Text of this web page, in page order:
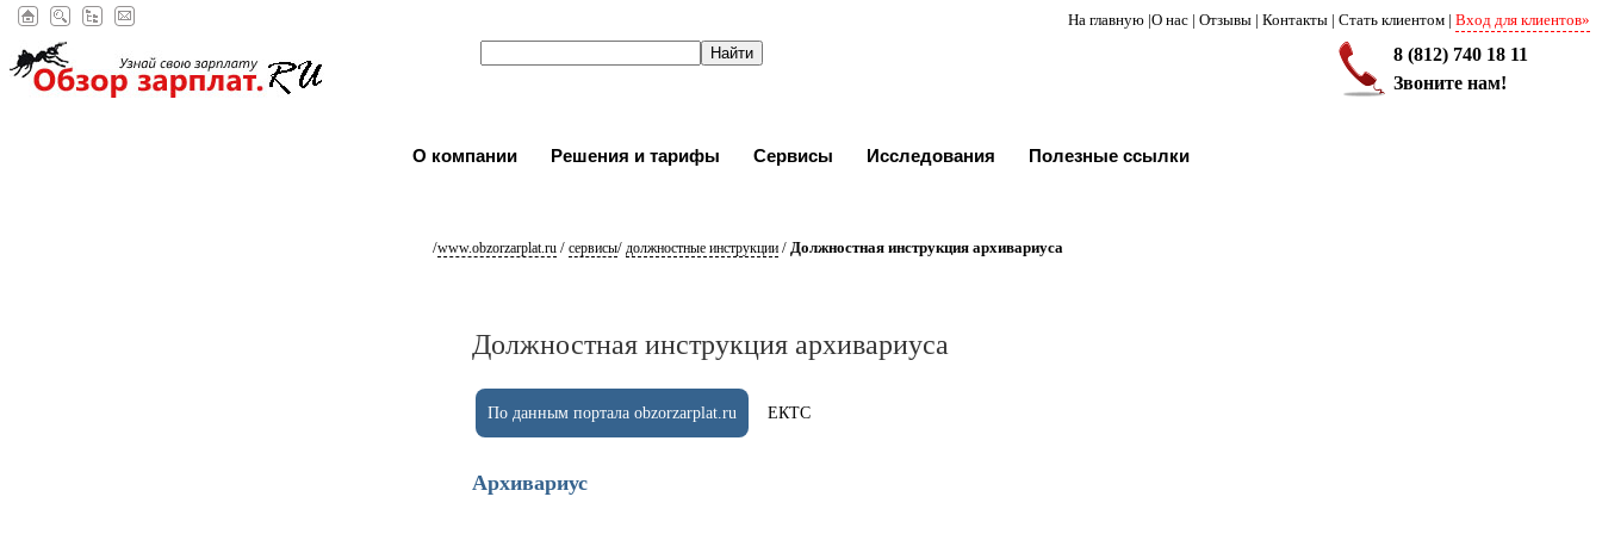
На главную |О нас | Отзывы | Контакты | Стать клиентом | Вход для клиентов»
8 (812) 740 18 11
Звоните нам!
О компании Решения и тарифы Сервисы Исследования Полезные ссылки
/www.obzorzarplat.ru/ сервисы/ должностные инструкции/ Должностная инструкция архивариуса
Должностная инструкция архивариуса
По данным портала obzorzarplat.ru ЕКТС
Архивариус